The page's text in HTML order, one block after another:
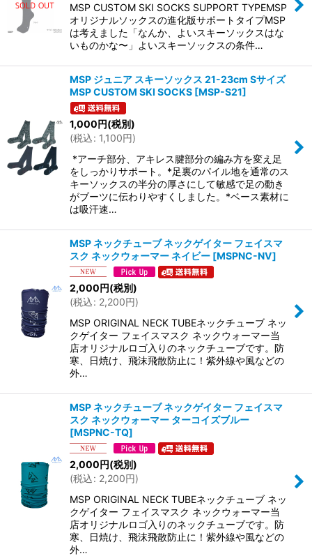
MSP CUSTOM SKI SOCKS SUPPORT TYPEMSP
オリジナルソックスの進化版サポートタイプMSP
は考えました「なんか、よいスキーソックスはな
いものかな〜」よいスキーソックスの条件…
MSP ジュニア スキーソックス 21-23cm Sサイズ
MSP CUSTOM SKI SOCKS [MSP-S21]
1,000円(税別)
(税込: 1,100円)
*アーチ部分、アキレス腱部分の編み方を変え足
をしっかりサポート。*足裏のパイル地を通常のス
キーソックスの半分の厚さにして敏感で足の動き
がブーツに伝わりやすくしました。*ベース素材に
は吸汗速…
MSP ネックチューブ ネックゲイター フェイスマ
スク ネックウォーマー ネイビー [MSPNC-NV]
2,000円(税別)
(税込: 2,200円)
MSP ORIGINAL NECK TUBEネックチューブ ネッ
クゲイター フェイスマスク ネックウォーマー当
店オリジナルロゴ入りのネックチューブです。防
寒、日焼け、飛沫飛散防止に！紫外線や風などの
外…
MSP ネックチューブ ネックゲイター フェイスマ
スク ネックウォーマー ターコイズブルー
[MSPNC-TQ]
2,000円(税別)
(税込: 2,200円)
MSP ORIGINAL NECK TUBEネックチューブ ネッ
クゲイター フェイスマスク ネックウォーマー当
店オリジナルロゴ入りのネックチューブです。防
寒、日焼け、飛沫飛散防止に！紫外線や風などの
外…